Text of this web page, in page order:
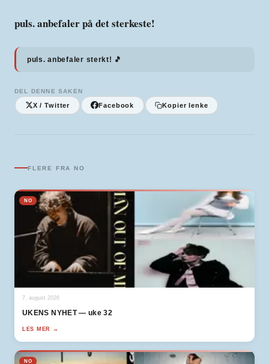
puls. anbefaler på det sterkeste!
puls. anbefaler sterkt! 🎵
DEL DENNE SAKEN
X / Twitter Facebook Kopier lenke
FLERE FRA NO
NO
7. august 2026
UKENS NYHET — uke 32
LES MER →
NO